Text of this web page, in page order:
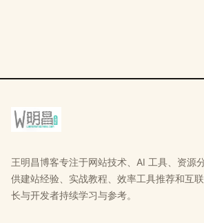
王明昌博客专注于网站技术、AI 工具、资源
供建站经验、实战教程、效率工具推荐和互
长与开发者持续学习与参考。